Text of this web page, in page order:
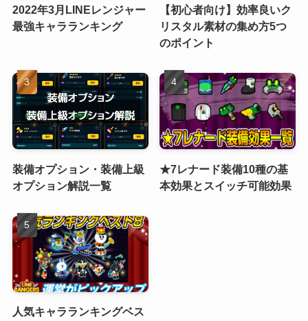
2022年3月LINEレンジャー
最強キャラランキング
【初心者向け】効率良いク
リスタル素材の集め方5つ
のポイント
装備オプション・装備上級
オプション解説一覧
★7レナード装備10種の基
本効果とスイッチ可能効果
人気キャラランキングベス